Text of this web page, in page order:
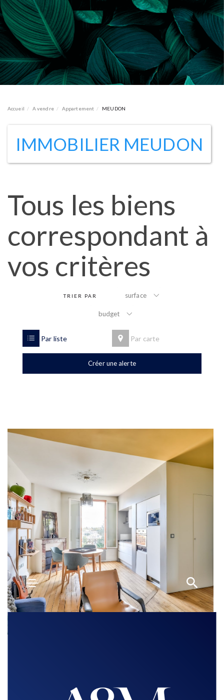
Accueil A vendre Appartement MEUDON
IMMOBILIER MEUDON
Tous les biens
correspondant à
vos critères
TRIER PAR surface
budget
Par liste Par carte
Créer une alerte